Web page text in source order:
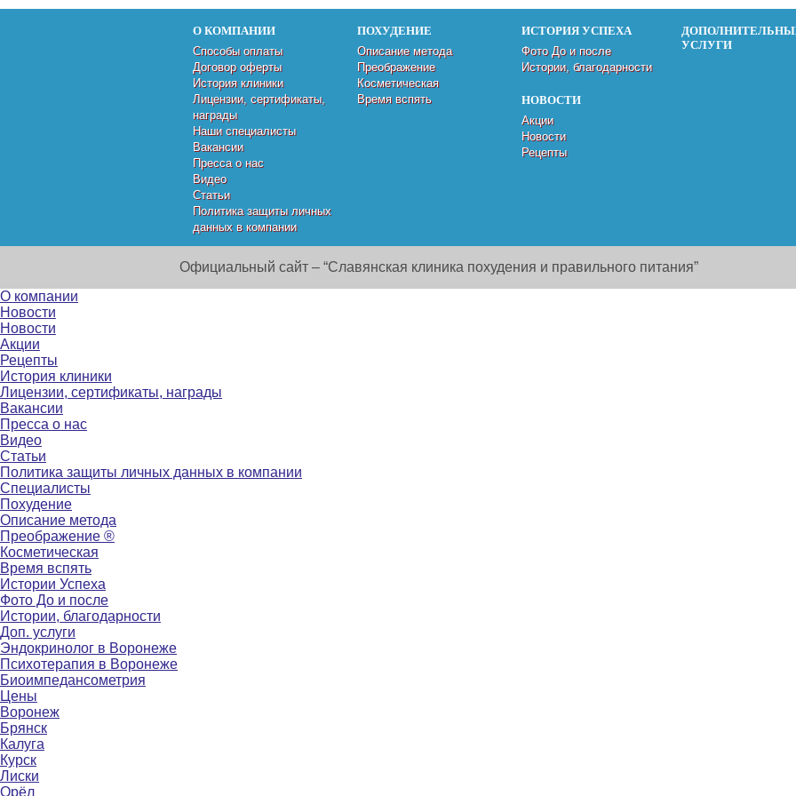
О КОМПАНИИ
Способы оплаты
Договор оферты
История клиники
Лицензии, сертификаты,
награды
Наши специалисты
Вакансии
Пресса о нас
Видео
Статьи
Политика защиты личных
данных в компании
ПОХУДЕНИЕ
Описание метода
Преображение
Косметическая
Время вспять
ИСТОРИЯ УСПЕХА
Фото До и после
Истории, благодарности
НОВОСТИ
Акции
Новости
Рецепты
УСЛУГИ
Официальный сайт – “Славянская клиника похудения и правильного питания”
О компании
Новости
Новости
Акции
Рецепты
История клиники
Лицензии, сертификаты, награды
Вакансии
Пресса о нас
Видео
Статьи
Политика защиты личных данных в компании
Специалисты
Похудение
Описание метода
Преображение ®
Косметическая
Время вспять
Истории Успеха
Фото До и после
Истории, благодарности
Доп. услуги
Эндокринолог в Воронеже
Психотерапия в Воронеже
Биоимпедансометрия
Цены
Воронеж
Брянск
Калуга
Курск
Лиски
Орёл